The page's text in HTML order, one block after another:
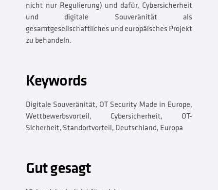
nicht nur Regulierung) und dafür, Cybersicherheit
und digitale Souveränität als
gesamtgesellschaftliches und europäisches Projekt
zu behandeln.
Keywords
Digitale Souveränität, OT Security Made in Europe,
Wettbewerbsvorteil, Cybersicherheit, OT-
Sicherheit, Standortvorteil, Deutschland, Europa
Gut gesagt